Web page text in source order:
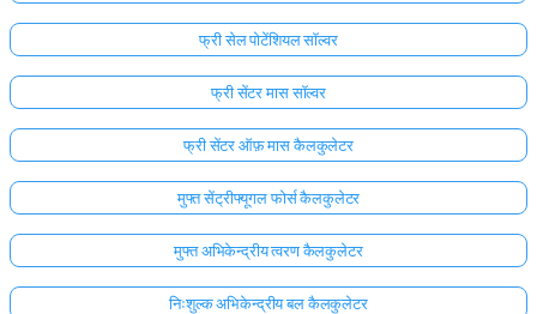
फ्री सेल पोटेंशियल सॉल्वर
फ्री सेंटर मास सॉल्वर
फ्री सेंटर ऑफ़ मास कैलकुलेटर
मुफ्त सेंट्रीफ्यूगल फोर्स कैलकुलेटर
मुफ्त अभिकेन्द्रीय त्वरण कैलकुलेटर
निःशुल्क अभिकेन्द्रीय बल कैलकुलेटर